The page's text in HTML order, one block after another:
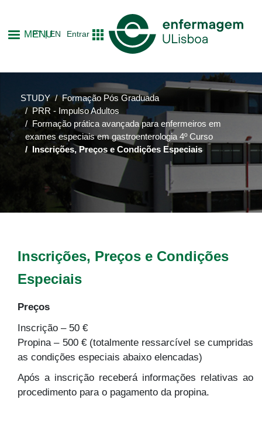
to
main
content
MENU
PT EN Entrar
STUDY
Formação Pós Graduada
PRR - Impulso Adultos
Formação prática avançada para enfermeiros em
exames especiais em gastroenterologia 4º Curso
Inscrições, Preços e Condições Especiais
Inscrições, Preços e Condições
Especiais
Preços
Inscrição – 50 €
Propina – 500 € (totalmente ressarcível se cumpridas
as condições especiais abaixo elencadas)
Após a inscrição receberá informações relativas ao
procedimento para o pagamento da propina.